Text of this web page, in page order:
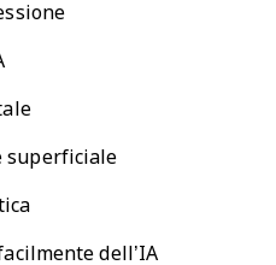
superficiale
dell’IA